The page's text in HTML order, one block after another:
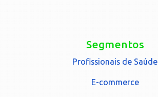
Segmentos
Profissionais de Saúde
E-commerce